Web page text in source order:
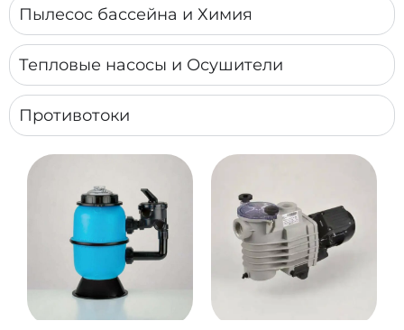
Пылесос бассейна и Химия
Тепловые насосы и Осушители
Противотоки